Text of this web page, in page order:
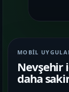
MOBIL
Nevşehir
daha